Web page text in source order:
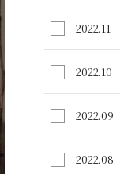
2022.11
2022.10
2022.09
2022.08